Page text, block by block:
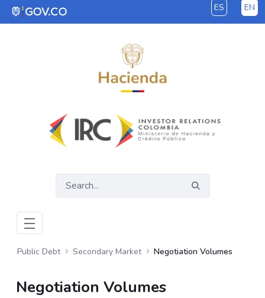
Skip to Main Content ES EN
Public Debt Secondary Market Negotiation Volumes
Negotiation Volumes